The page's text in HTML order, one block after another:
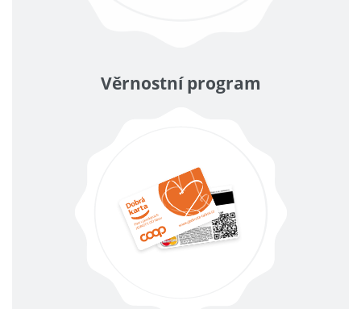
Věrnostní program